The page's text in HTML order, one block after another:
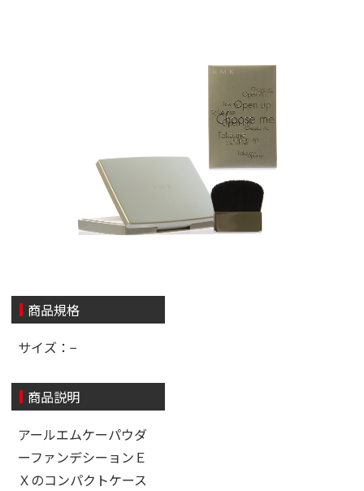
商品規格
サイズ：−
商品説明
アールエムケーパウダ
ーファンデシーョンＥ
Ｘのコンパクトケース